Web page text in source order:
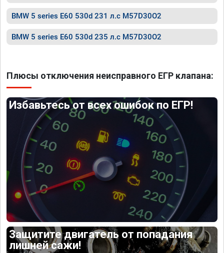
BMW 5 series E60 530d 231 л.с M57D30O2
BMW 5 series E60 530d 235 л.с M57D30O2
Плюсы отключения неисправного ЕГР клапана:
Избавьтесь от всех ошибок по ЕГР!
Защитите двигатель от попадания
лишней сажи!